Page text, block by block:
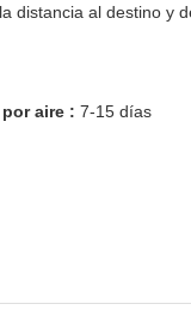
distancia al destino y
aire : 7-15 días